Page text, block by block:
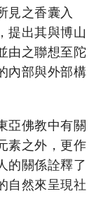
見之香囊入
提出其與博山
由之聯想至陀
內部與外部構
亞佛教中有關
素之外，更作
的關係詮釋了
自然來呈現社